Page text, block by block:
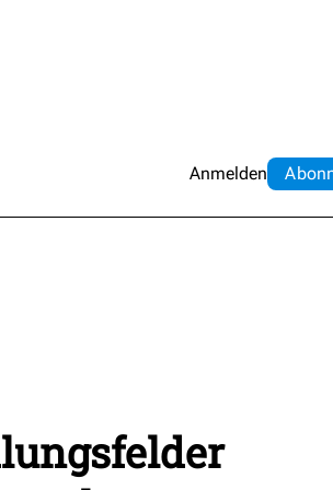
Anmelden Abo